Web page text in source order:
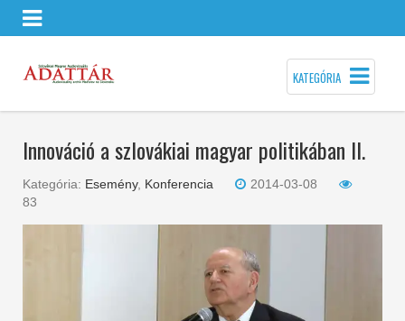
KATEGÓRIA
Innováció a szlovákiai magyar politikában II.
Kategória: Esemény, Konferencia
2014-03-08
83